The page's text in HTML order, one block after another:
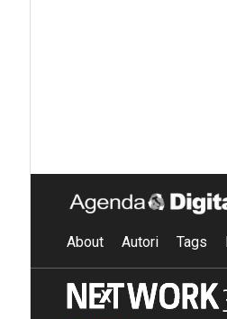
About Autori Tags